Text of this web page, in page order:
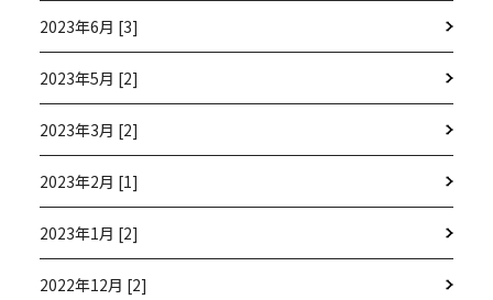
2023年6月 [3]
2023年5月 [2]
2023年3月 [2]
2023年2月 [1]
2023年1月 [2]
2022年12月 [2]